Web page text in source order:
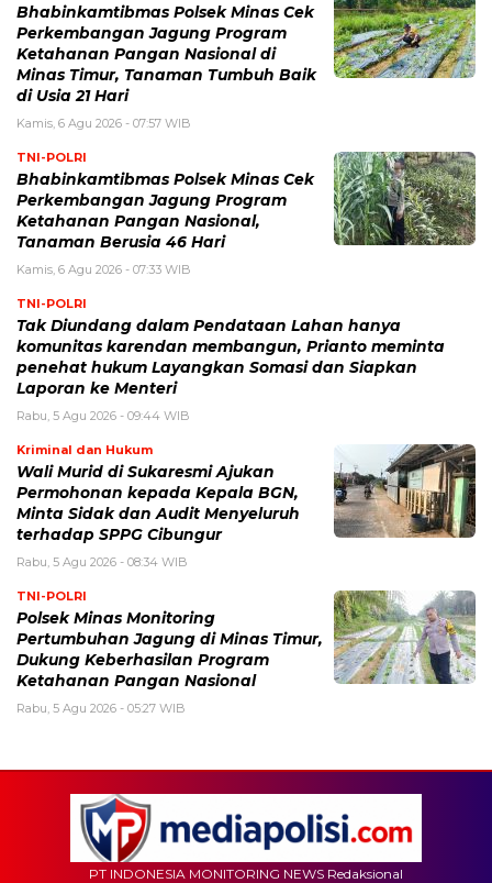
Bhabinkamtibmas Polsek Minas Cek
Perkembangan Jagung Program
Ketahanan Pangan Nasional di
Minas Timur, Tanaman Tumbuh Baik
di Usia 21 Hari
Kamis, 6 Agu 2026 - 07:57 WIB
TNI-POLRI
Bhabinkamtibmas Polsek Minas Cek
Perkembangan Jagung Program
Ketahanan Pangan Nasional,
Tanaman Berusia 46 Hari
Kamis, 6 Agu 2026 - 07:33 WIB
TNI-POLRI
Tak Diundang dalam Pendataan Lahan hanya
komunitas karendan membangun, Prianto meminta
penehat hukum Layangkan Somasi dan Siapkan
Laporan ke Menteri
Rabu, 5 Agu 2026 - 09:44 WIB
Kriminal dan Hukum
Wali Murid di Sukaresmi Ajukan
Permohonan kepada Kepala BGN,
Minta Sidak dan Audit Menyeluruh
terhadap SPPG Cibungur
Rabu, 5 Agu 2026 - 08:34 WIB
TNI-POLRI
Polsek Minas Monitoring
Pertumbuhan Jagung di Minas Timur,
Dukung Keberhasilan Program
Ketahanan Pangan Nasional
Rabu, 5 Agu 2026 - 05:27 WIB
PT INDONESIA MONITORING NEWS Redaksional